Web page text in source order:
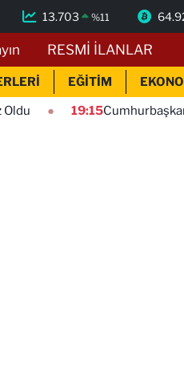
13.703 %11
RESMİ İLANLAR
EĞİTİM
Cumhurbaşkanı